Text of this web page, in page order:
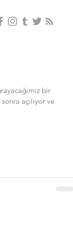
bir
açılıyor ve